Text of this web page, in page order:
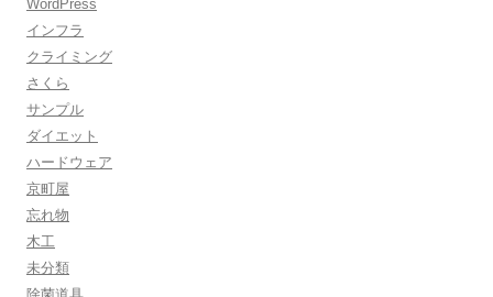
WordPress
インフラ
クライミング
さくら
サンプル
ダイエット
ハードウェア
京町屋
忘れ物
木工
未分類